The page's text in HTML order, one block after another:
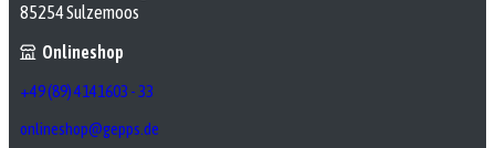
85254 Sulzemoos
Onlineshop
+49 (89) 4141603 - 33
onlineshop@gepps.de